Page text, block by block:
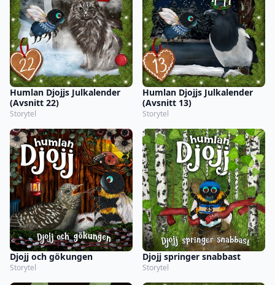
Humlan Djojjs Julkalender
(Avsnitt 22)
Storytel
Humlan Djojjs Julkalender
(Avsnitt 13)
Storytel
Djojj och gökungen
Storytel
Djojj springer snabbast
Storytel